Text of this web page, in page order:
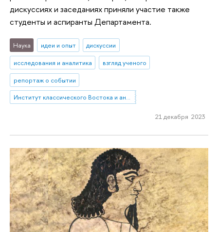
дискуссиях и заседаниях приняли участие также
студенты и аспиранты Департамента.
Наука идеи и опыт
дискуссии
исследования и аналитика
взгляд ученого
репортаж о событии
Институт классического Востока и античности
21 декабря 2023